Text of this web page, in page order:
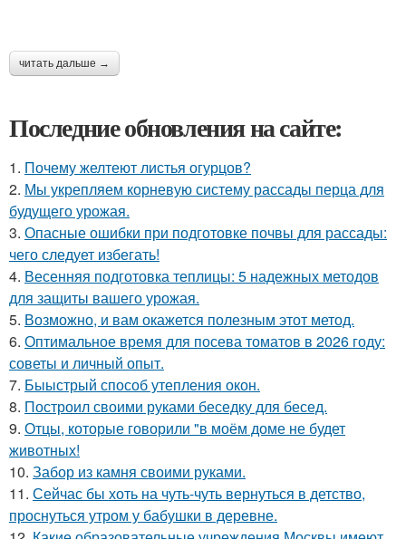
читать дальше →
Последние обновления на сайте:
1. Почему желтеют листья огурцов?
2. Мы укрепляем корневую систему рассады перца для
будущего урожая.
3. Опасные ошибки при подготовке почвы для рассады:
чего следует избегать!
4. Весенняя подготовка теплицы: 5 надежных методов
для защиты вашего урожая.
5. Возможно, и вам окажется полезным этот метод.
6. Оптимальное время для посева томатов в 2026 году:
советы и личный опыт.
7. Быыстрый способ утепления окон.
8. Построил своими руками беседку для бесед.
9. Отцы, которые говорили "в моём доме не будет
животных!
10. Забор из камня своими руками.
11. Сейчас бы хоть на чуть-чуть вернуться в детство,
проснуться утром у бабушки в деревне.